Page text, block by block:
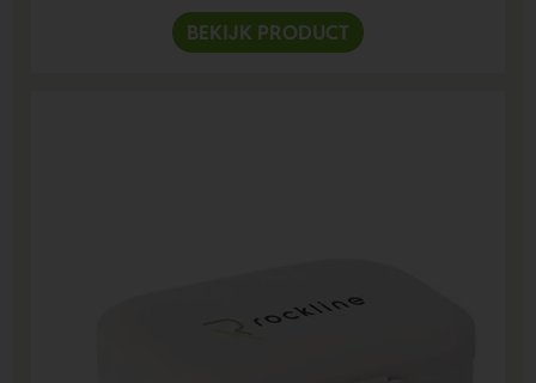
BEKIJK PRODUCT